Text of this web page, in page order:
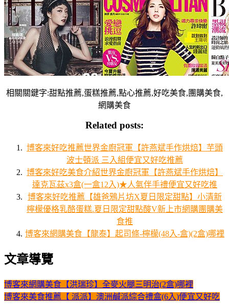
相關關鍵字:甜點推薦,蛋糕推薦,點心推薦,好吃美食,團購美食,
網購美食
Related posts:
博客來好吃推薦世界金廚冠軍【許燕斌手作烘焙】芋頭
波士頓派 三入組便宜又好吃推薦
博客來好吃美食介紹世界金廚冠軍【許燕斌手作烘焙】
達克瓦茲x3盒(一盒12入)★人氣伴手禮便宜又好吃推
博客來好吃推薦【雄爸鴉片坊X夏日限定甜點】小清新
檸檬優格乳酪蛋糕.夏日限定甜點酸V新上市網購團購美
食推
博客來網購美食【龍泰】起司條-檸檬(48入-盒)(2盒)哪裡
文章導覽
博客來網購美食【洪瑞珍】全麥火腿三明治(2盒)哪裡
博客來美食推薦【 派派】澳洲鹹派綜合禮盒(6入)便宜又好吃